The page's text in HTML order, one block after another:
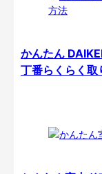
かんたん
丁番らくらく取